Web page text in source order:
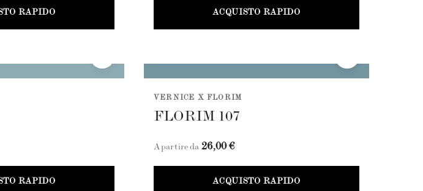
RAPIDO ACQUISTO RAPIDO
RAPIDO
VERNICE X FLORIM
FLORIM 107
A partire da 26,00 €
ACQUISTO RAPIDO